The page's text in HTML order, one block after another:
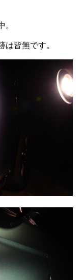
。
は皆無です。